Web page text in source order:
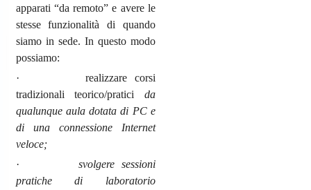
apparati “da remoto” e avere le
stesse funzionalità di quando
siamo in sede. In questo modo
possiamo:
· realizzare corsi
tradizionali teorico/pratici da
qualunque aula dotata di PC e
di una connessione Internet
veloce;
·svolgere sessioni
pratiche di laboratorio